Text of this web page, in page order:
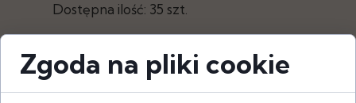
Dostępna ilość: 35 szt.
Zgoda na pliki cookie